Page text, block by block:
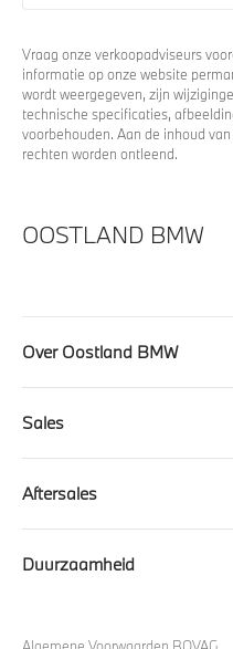
Vraag onze verkoopadviseurs
informatie op onze website
wordt weergegeven, zijn
technische specificaties,
voorbehouden. Aan de inhoud
rechten worden ontleend.
OOSTLAND BMW
Over Oostland BMW
Sales
Aftersales
Duurzaamheid
Algemene Voorwaarden BOVAG